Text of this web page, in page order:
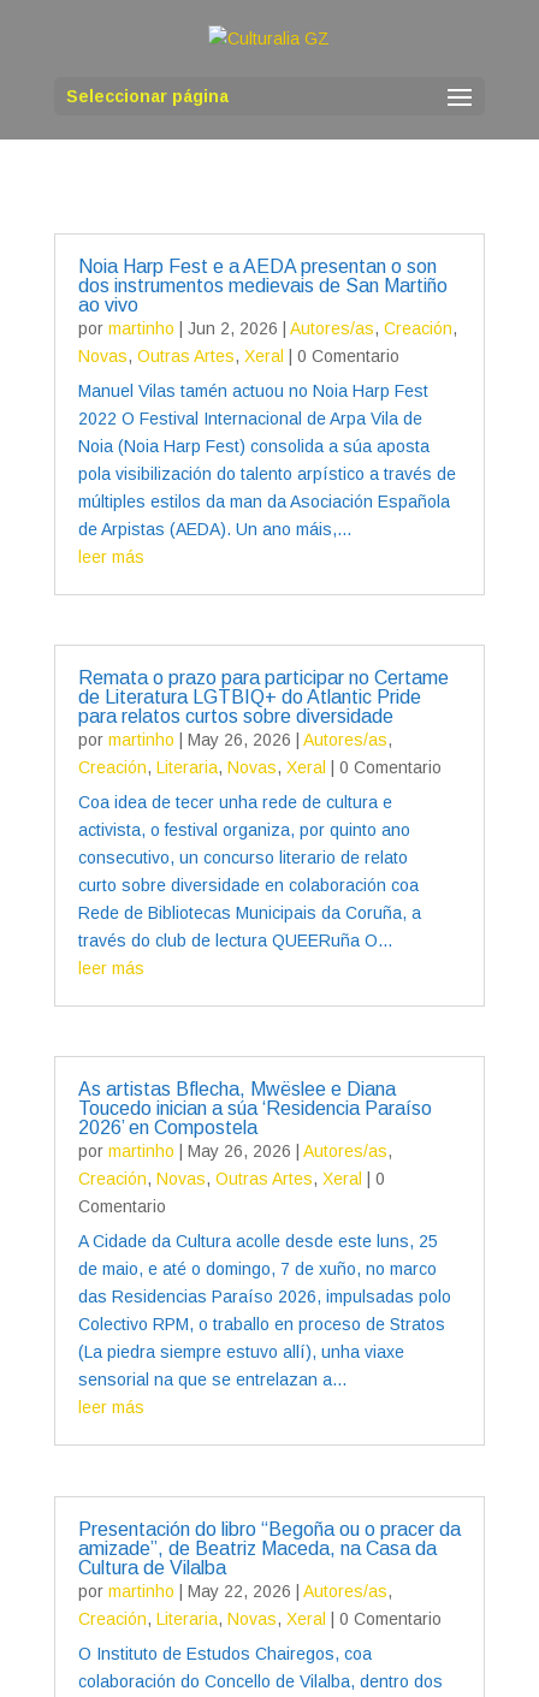
Seleccionar página
Noia Harp Fest e a AEDA presentan o son
dos instrumentos medievais de San Martiño
ao vivo
por martinho Jun 2, 2026 Autores/as, Creación,
Novas, Outras Artes, Xeral
| 0 Comentario
Manuel Vilas tamén actuou no Noia Harp Fest
2022 O Festival Internacional de Arpa Vila de
Noia (Noia Harp Fest) consolida a súa aposta
pola visibilización do talento arpístico a través de
múltiples estilos da man da Asociación Española
de Arpistas (AEDA). Un ano máis,...
leer más
Remata o prazo para participar no Certame
de Literatura LGTBIQ+ do Atlantic Pride
para relatos curtos sobre diversidade
por martinho May 26, 2026 Autores/as,
Creación, Literaria, Novas, Xeral
| 0 Comentario
Coa idea de tecer unha rede de cultura e
activista, o festival organiza, por quinto ano
consecutivo, un concurso literario de relato
curto sobre diversidade en colaboración coa
Rede de Bibliotecas Municipais da Coruña, a
través do club de lectura QUEERuña O...
leer más
As artistas Bflecha, Mwëslee e Diana
Toucedo inician a súa ‘Residencia Paraíso
2026’ en Compostela
por martinho May 26, 2026 Autores/as,
Creación, Novas, Outras Artes, Xeral
| 0
Comentario
A Cidade da Cultura acolle desde este luns, 25
de maio, e até o domingo, 7 de xuño, no marco
das Residencias Paraíso 2026, impulsadas polo
Colectivo RPM, o traballo en proceso de Stratos
(La piedra siempre estuvo allí), unha viaxe
sensorial na que se entrelazan a...
leer más
Presentación do libro “Begoña ou o pracer da
amizade”, de Beatriz Maceda, na Casa da
Cultura de Vilalba
por martinho May 22, 2026 Autores/as,
Creación, Literaria, Novas, Xeral
| 0 Comentario
O Instituto de Estudos Chairegos, coa
colaboración do Concello de Vilalba, dentro dos